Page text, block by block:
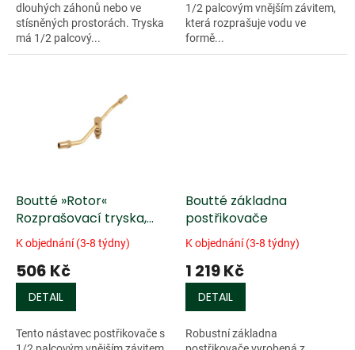
dlouhých záhonů nebo ve
stísněných prostorách. Tryska
má 1/2 palcový...
1/2 palcovým vnějším závitem,
která rozprašuje vodu ve
formě...
Boutté »Rotor«
Rozprašovací tryska,
mosaz
K objednání (3-8 týdny)
506 Kč
DETAIL
Tento nástavec postřikovače s
Boutté základna
postřikovače
K objednání (3-8 týdny)
1 219 Kč
DETAIL
Robustní základna